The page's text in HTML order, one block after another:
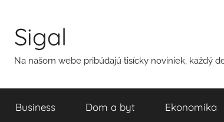
obsahuSigal
Na našom webe pribúdajú tisícky noviniek, každý
Business Dom a byt Ekonomika